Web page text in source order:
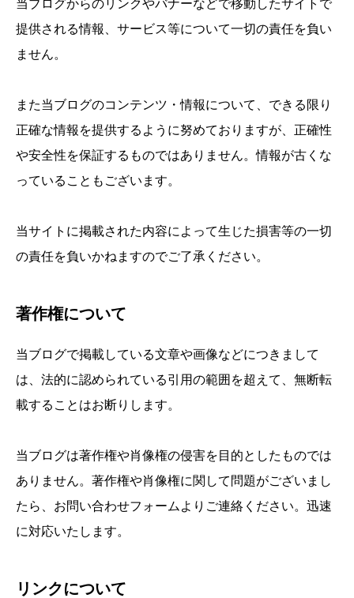
当ブログからのリンクやバナーなどで移動したサイトで
提供される情報、サービス等について一切の責任を負い
ません。
また当ブログのコンテンツ・情報について、できる限り
正確な情報を提供するように努めておりますが、正確性
や安全性を保証するものではありません。情報が古くな
っていることもございます。
当サイトに掲載された内容によって生じた損害等の一切
の責任を負いかねますのでご了承ください。
著作権について
当ブログで掲載している文章や画像などにつきまして
は、法的に認められている引用の範囲を超えて、無断転
載することはお断りします。
当ブログは著作権や肖像権の侵害を目的としたものでは
ありません。著作権や肖像権に関して問題がございまし
たら、お問い合わせフォームよりご連絡ください。迅速
に対応いたします。
リンクについて